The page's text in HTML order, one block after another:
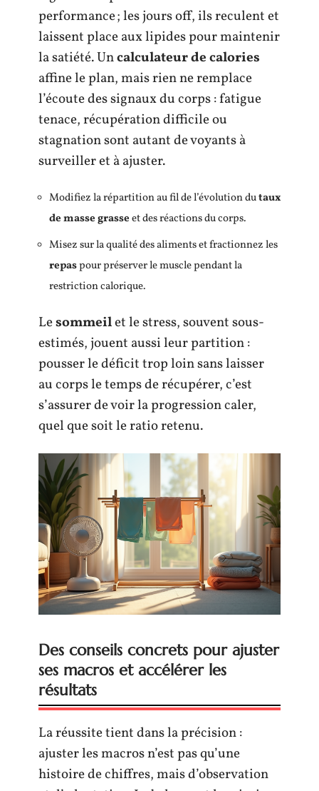
performance ; les jours off, ils reculent et
laissent place aux lipides pour maintenir
la satiété. Uncalculateur de calories
affine le plan, mais rien ne remplace
l’écoute des signaux du corps : fatigue
tenace, récupération difficile ou
stagnation sont autant de voyants à
surveiller et à ajuster.
Modifiez la répartition au fil de l’évolution dutaux
de masse grasseet des réactions du corps.
Misez sur la qualité des aliments et fractionnez les
repaspour préserver le muscle pendant la
restriction calorique.
Lesommeilet le stress, souvent sous-
estimés, jouent aussi leur partition :
pousser le déficit trop loin sans laisser
au corps le temps de récupérer, c’est
s’assurer de voir la progression caler,
quel que soit le ratio retenu.
Des conseils concrets pour ajuster
ses macros et accélérer les
résultats
La réussite tient dans la précision :
ajuster les macros n’est pas qu’une
histoire de chiffres, mais d’observation